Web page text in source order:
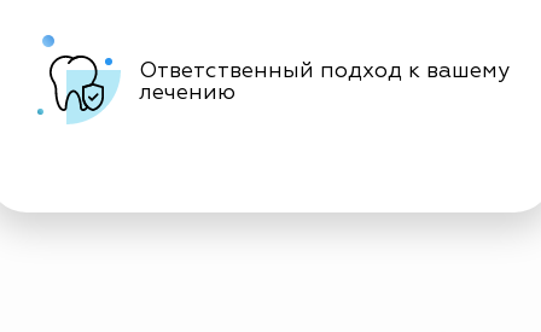
Ответственный подход к вашему
лечению